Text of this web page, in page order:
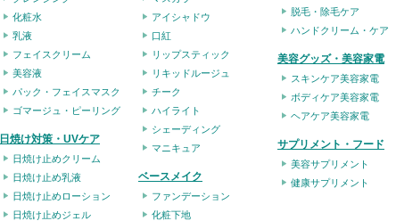
れ
ま
化粧水
乳液
フェイスクリーム
美容液
パック・フェイスマスク
ゴマージュ・ピーリング
日焼け対策・UVケア
日焼け止めクリーム
日焼け止め乳液
日焼け止めローション
日焼け止めジェル
アイシャドウ
口紅
リップスティック
リキッドルージュ
チーク
ハイライト
シェーディング
マニキュア
ベースメイク
ファンデーション
化粧下地
脱毛・除毛ケア
ハンドクリーム・ケア
美容グッズ・美容家電
スキンケア美容家電
ボディケア美容家電
ヘアケア美容家電
サプリメント・フード
美容サプリメント
健康サプリメント